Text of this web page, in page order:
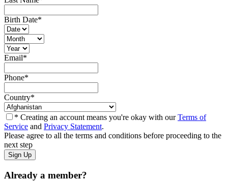
Birth Date*
Email*
Phone*
Country*
* Creating an account means you're okay with ourTerms of
Service and Privacy Statement.
Please agree to all the terms and conditions before proceeding to the
next step
Already a member?